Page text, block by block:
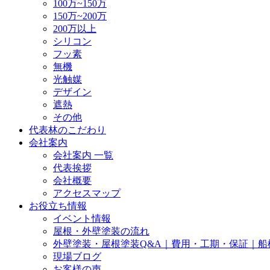
100万~150万
150万~200万
200万以上
シリコン
フッ素
無機
光触媒
デザイン
遮熱
その他
代表林のこだわり
会社案内
会社案内 一覧
代表挨拶
会社概要
アクセスマップ
お役立ち情報
イベント情報
屋根・外壁塗装の流れ
外壁塗装・屋根塗装Q&A｜費用・工期・保証｜船
現場ブログ